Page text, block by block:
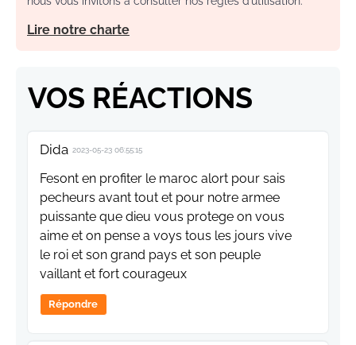
Lire notre charte
VOS RÉACTIONS
Dida 2023-05-23 06:55:15
Fesont en profiter le maroc alort pour sais
pecheurs avant tout et pour notre armee
puissante que dieu vous protege on vous
aime et on pense a voys tous les jours vive
le roi et son grand pays et son peuple
vaillant et fort courageux
Répondre